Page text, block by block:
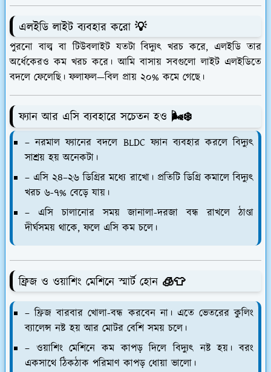
এলইডি লাইট ব্যবহার করো 💡
পুরনো বাল্ব বা টিউবলাইট যতটা বিদ্যুৎ খরচ করে, এলইডি তার
অর্ধেকেরও কম খরচ করে। আমি বাসায় সবগুলো লাইট এলইডিতে
বদলে ফেলেছি। ফলাফল—বিল প্রায় ২০% কমে গেছে।
ফ্যান আর এসি ব্যবহারে সচেতন হও 🌬️❄️
– নরমাল ফ্যানের বদলে BLDC ফ্যান ব্যবহার করলে বিদ্যুৎ
সাশ্রয় হয় অনেকটা।
– এসি ২৪–২৬ ডিগ্রির মধ্যে রাখো। প্রতিটি ডিগ্রি কমালে বিদ্যুৎ
খরচ ৬-৭% বেড়ে যায়।
– এসি চালানোর সময় জানালা-দরজা বন্ধ রাখলে ঠাণ্ডা
দীর্ঘসময় থাকে, ফলে এসি কম চলে।
ফ্রিজ ও ওয়াশিং মেশিনে স্মার্ট হোন 🧊👕
– ফ্রিজ বারবার খোলা-বন্ধ করবেন না। এতে ভেতরের কুলিং
ব্যালেন্স নষ্ট হয় আর মোটর বেশি সময় চলে।
– ওয়াশিং মেশিনে কম কাপড় দিলে বিদ্যুৎ নষ্ট হয়। বরং
একসাথে ঠিকঠাক পরিমাণ কাপড় ধোয়া ভালো।